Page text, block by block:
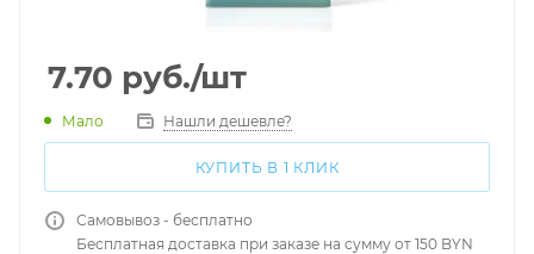
7.70 руб./шт
Мало Нашли дешевле?
КУПИТЬ В 1 КЛИК
Самовывоз - бесплатно
Бесплатная доставка при заказе на сумму от 150 BYN